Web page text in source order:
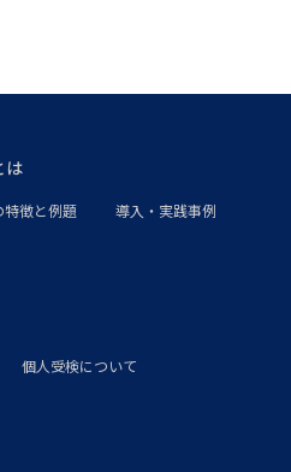
は
特徴と例題 導入・実践事例
個人受検について